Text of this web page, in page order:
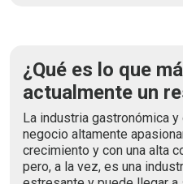
¿Qué es lo que
actualmente un
La industria gastronómica
negocio altamente
crecimiento y con una alta
pero, a la vez, es una